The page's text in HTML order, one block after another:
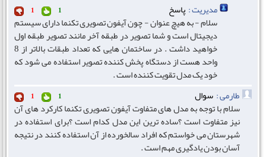
مدیریت :پاسخ 1
1
سلام - به هیچ عنوان - چون آیفون تصویری تکنما دارای سیستم
دیجیتال است و شما تصویر در طبقه آخر مانند تصویر طبقه اول
خواهید داشت . در ساختمان هایی که تعداد طبقات بالاتر از 8
واحد هست از دستگاه پخش کننده تصویر استفاده می شود که
خود یک مدل تقویت کننده است .
طارمی : سوال 1
1
سلام با توجه به مدل های متفاوت آیفون تصویری تکنما کارکرد های آن
نیز متفاوت است ؟ساده ترین این مدل کدام است ؟برای استفاده در
شهرستان می خواستم که افراد سالخورده از آن استفاده کنند در نتیجه
آسان بودن یادگیری مهم است .